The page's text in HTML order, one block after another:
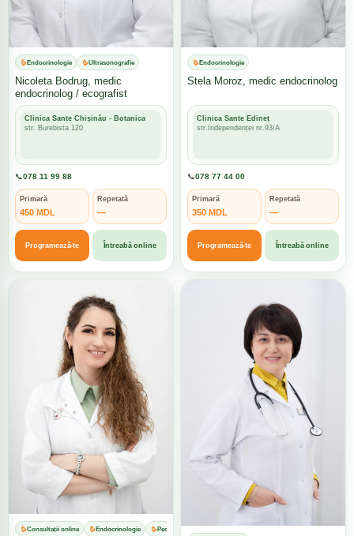
Endocrinologie Ultrasonografie
Nicoleta Bodrug, medic
endocrinolog / ecografist
Clinica Sante Chișinău - Botanica
str. Burebista 120
📞078 11 99 88
Primară
450 MDL
Repetată
—
Programează-te Întreabă online
Endocrinologie
Stela Moroz, medic endocrinolog
Clinica Sante Edineț
str.Independenței nr.93/A
📞078 77 44 00
Primară
350 MDL
Repetată
—
Programează-te Întreabă online
Consultații online Endocrinologie Pediatrie